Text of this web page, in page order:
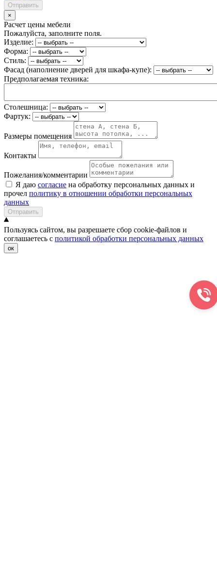
Отправить
×
Расчет цены мебели
Пожалуйста, заполните поля.
Изделие:
Форма:
Стиль:
Фасад (наполнение дверей для шкафа-купе):
Предполагаемая техника:
Столешница:
Фартук:
Размеры помещения
Контакты
Пожелания/комментарии
Я даю согласие на обработку персональных данных и
прочел политику в отношении обработки персональных
данных
Отправить
Пользуясь сайтом, вы разрешаете сбор cookie-файлов и
соглашаетесь с политикой обработки персональных данных
ок